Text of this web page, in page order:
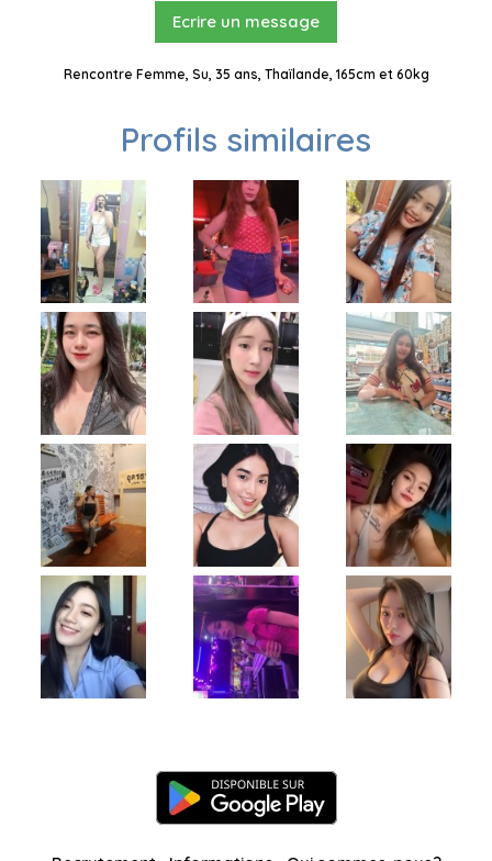
Ecrire un message
Rencontre Femme, Su, 35 ans, Thaïlande, 165cm et 60kg
Profils similaires